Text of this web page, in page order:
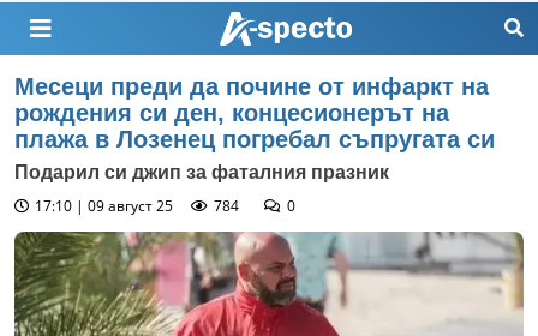
Месеци преди да почине от инфаркт на
рождения си ден, концесионерът на
плажа в Лозенец погребал съпругата си
Подарил си джип за фаталния празник
17:10 | 09 август 25
784 0